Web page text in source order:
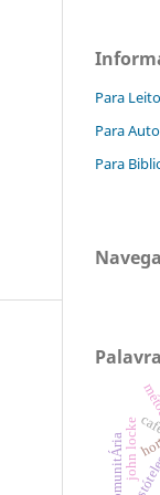
Para
Para
Para
john locke